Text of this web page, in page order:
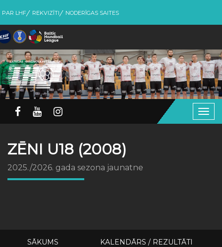
PAR LHF REKVIZĪTI NODERĪGAS SAITES
ZĒNI U18 (2008)
2025./2026. gada sezona jaunatne
SĀKUMS KALENDĀRS / REZULTĀTI